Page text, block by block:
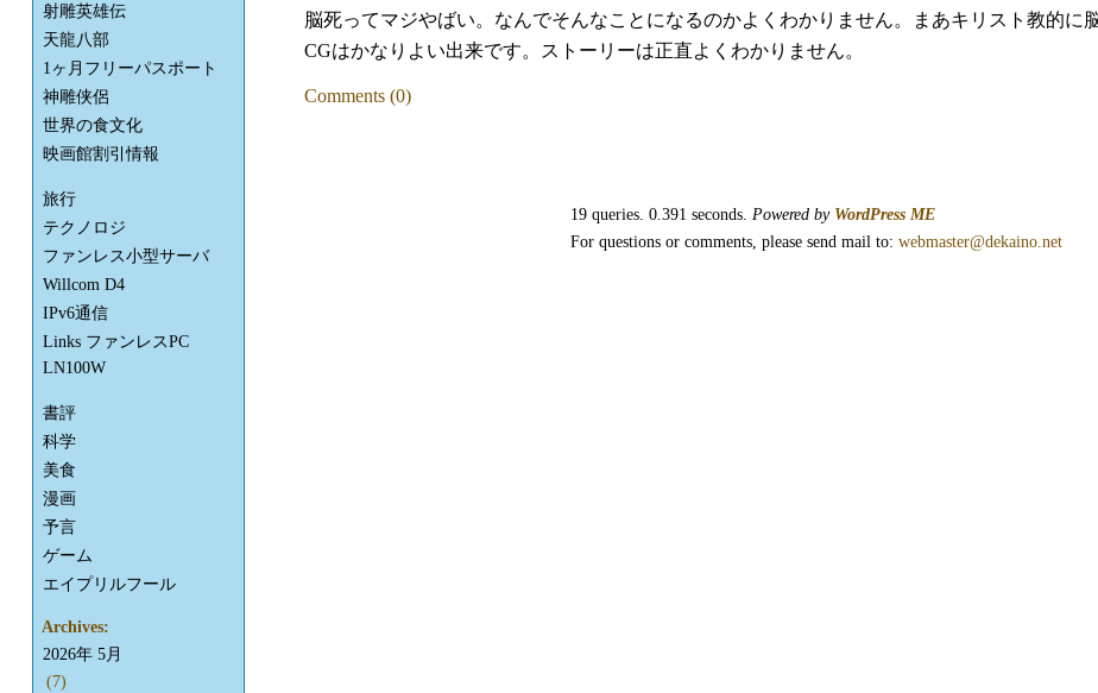
脳死ってマジやばい。なんでそんなことになるのかよくわかりません。まあキリスト教的に
CGはかなりよい出来です。ストーリーは正直よくわかりません。
Comments (0)
射雕英雄伝
天龍八部
1ヶ月フリーパスポート
神雕侠侶
世界の食文化
映画館割引情報
旅行
テクノロジ
ファンレス小型サーバ
Willcom D4
IPv6通信
Links ファンレスPC
LN100W
書評
科学
美食
漫画
予言
ゲーム
エイプリルフール
Archives:
2026年 5月
(7)
19 queries. 0.391 seconds. Powered by WordPress ME
For questions or comments, please send mail to: webmaster@dekaino.net